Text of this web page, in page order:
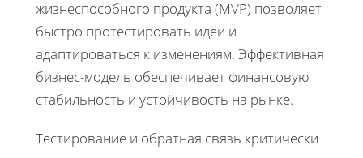
жизнеспособного продукта (MVP) позволяет
быстро протестировать идеи и
адаптироваться к изменениям. Эффективная
бизнес-модель обеспечивает финансовую
стабильность и устойчивость на рынке.
Тестирование и обратная связь критически